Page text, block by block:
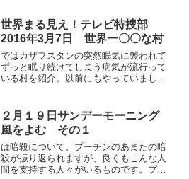
しないですよね。「こんなこと認めたら
なんでも通っちゃうよ」と...
世界まる見え！テレビ特捜部
2016年3月7日 世界一〇〇な村
ではカザフスタンの突然眠気に襲われて
ずっと眠り続けてしまう病気が流行って
いる村を紹介。以前にもやっていました
濃度が高く、酸素不足に陥っていたとの
こと。原因はまだ確定され...
２月１９日サンデーモーニング
風をよむ その１
は暗殺について。プーチンのあまたの暗
殺が振り返られますが、良くもこんな人
間を支持する人々がいるものです。プー